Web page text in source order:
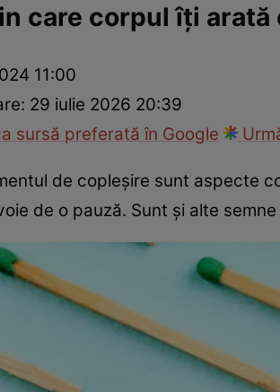
care corpul îţi arată
11:00
29 iulie 2026 20:39
sursă preferată în Google
de copleșire sunt aspecte
de o pauză. Sunt şi alte